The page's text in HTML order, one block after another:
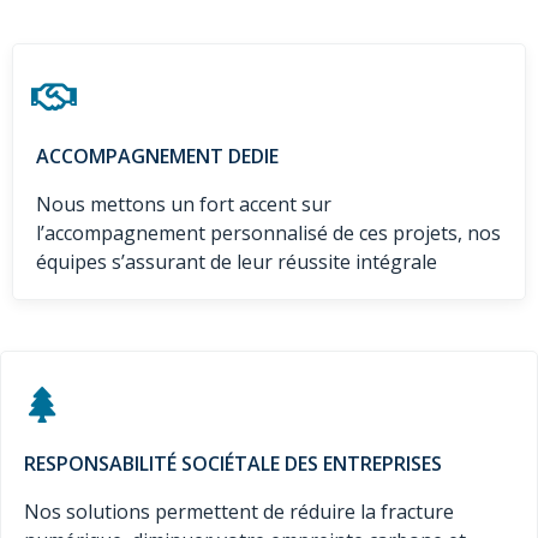
ACCOMPAGNEMENT DEDIE
Nous mettons un fort accent sur
l’accompagnement personnalisé de ces projets, nos
équipes s’assurant de leur réussite intégrale
RESPONSABILITÉ SOCIÉTALE DES ENTREPRISES
Nos solutions permettent de réduire la fracture